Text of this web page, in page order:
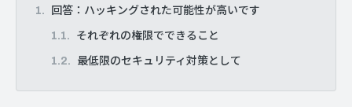
回答：ハッキングされた可能性が高いです
それぞれの権限でできること
最低限のセキュリティ対策として